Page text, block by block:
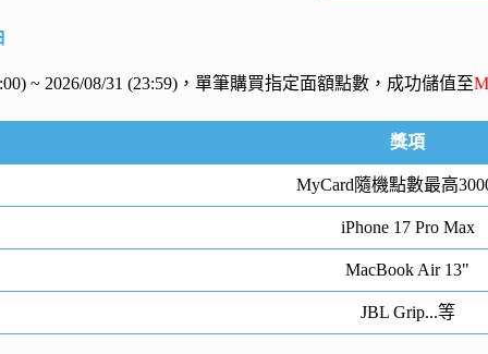
~ 2026/08/31 (23:59)，單筆購買指定面額點數，成功儲值至
獎項
MyCard隨機點數最高
iPhone 17 Pro Max
MacBook Air 13"
JBL Grip...等